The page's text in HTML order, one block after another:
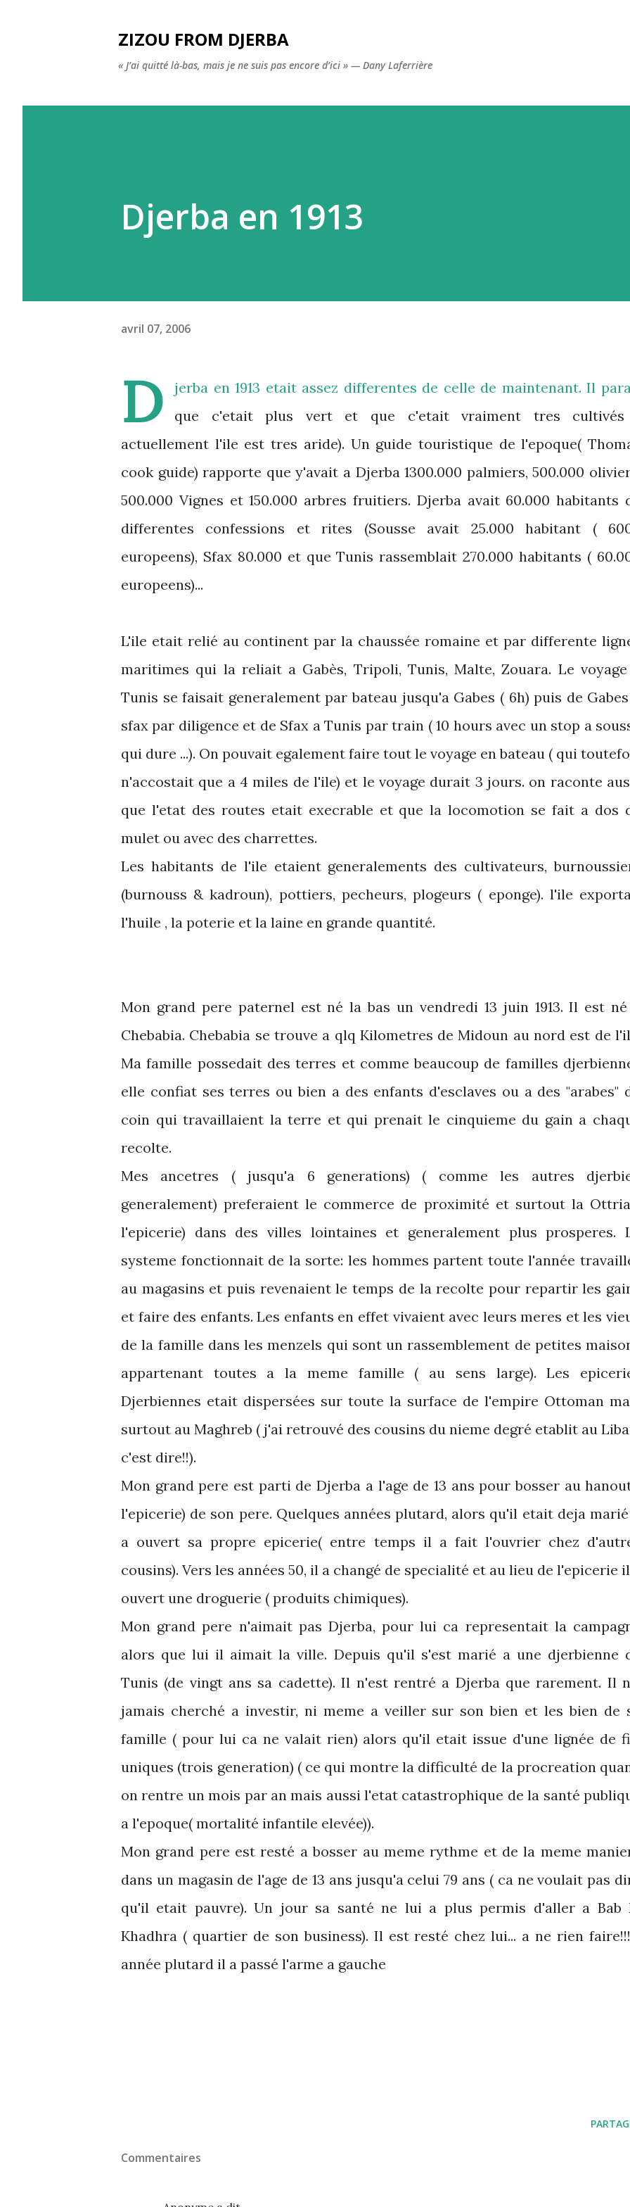
ZIZOU FROM DJERBA
« J’ai quitté là-bas, mais je ne suis pas encore d’ici » — Dany Laferrière
Djerba en 1913
avril 07, 2006
D
jerba en 1913 etait assez differentes de celle de maintenant. Il
que c'etait plus vert et que c'etait vraiment tres
actuellement l'ile est tres aride). Un guide touristique de l'epoque(
cook guide) rapporte que y'avait a Djerba 1300.000 palmiers, 500.000
500.000 Vignes et 150.000 arbres fruitiers. Djerba avait 60.000 habitants
differentes confessions et rites (Sousse avait 25.000 habitant (
europeens), Sfax 80.000 et que Tunis rassemblait 270.000 habitants (
europeens)...
L'ile etait relié au continent par la chaussée romaine et par differente
maritimes qui la reliait a Gabès, Tripoli, Tunis, Malte, Zouara. Le
Tunis se faisait generalement par bateau jusqu'a Gabes ( 6h) puis de
sfax par diligence et de Sfax a Tunis par train ( 10 hours avec un stop a
qui dure ...). On pouvait egalement faire tout le voyage en bateau ( qui
n'accostait que a 4 miles de l'ile) et le voyage durait 3 jours. on raconte
que l'etat des routes etait execrable et que la locomotion se fait a dos
mulet ou avec des charrettes.
Les habitants de l'ile etaient generalements des cultivateurs,
(burnouss & kadroun), pottiers, pecheurs, plogeurs ( eponge). l'ile
l'huile , la poterie et la laine en grande quantité.
Mon grand pere paternel est né la bas un vendredi 13 juin 1913. Il est
Chebabia. Chebabia se trouve a qlq Kilometres de Midoun au nord est de
Ma famille possedait des terres et comme beaucoup de familles
elle confiat ses terres ou bien a des enfants d'esclaves ou a des "arabes"
coin qui travaillaient la terre et qui prenait le cinquieme du gain a
recolte.
Mes ancetres ( jusqu'a 6 generations) ( comme les autres
generalement) preferaient le commerce de proximité et surtout la
l'epicerie) dans des villes lointaines et generalement plus prosperes.
systeme fonctionnait de la sorte: les hommes partent toute l'année
au magasins et puis revenaient le temps de la recolte pour repartir les
et faire des enfants. Les enfants en effet vivaient avec leurs meres et les
de la famille dans les menzels qui sont un rassemblement de petites
appartenant toutes a la meme famille ( au sens large). Les
Djerbiennes etait dispersées sur toute la surface de l'empire Ottoman
surtout au Maghreb ( j'ai retrouvé des cousins du nieme degré etablit au
c'est dire!!).
Mon grand pere est parti de Djerba a l'age de 13 ans pour bosser au
l'epicerie) de son pere. Quelques années plutard, alors qu'il etait deja
a ouvert sa propre epicerie( entre temps il a fait l'ouvrier chez
cousins). Vers les années 50, il a changé de specialité et au lieu de l'epicerie
ouvert une droguerie ( produits chimiques).
Mon grand pere n'aimait pas Djerba, pour lui ca representait la
alors que lui il aimait la ville. Depuis qu'il s'est marié a une djerbienne
Tunis (de vingt ans sa cadette). Il n'est rentré a Djerba que rarement. Il
jamais cherché a investir, ni meme a veiller sur son bien et les bien de
famille ( pour lui ca ne valait rien) alors qu'il etait issue d'une lignée de
uniques (trois generation) ( ce qui montre la difficulté de la procreation
on rentre un mois par an mais aussi l'etat catastrophique de la santé
a l'epoque( mortalité infantile elevée)).
Mon grand pere est resté a bosser au meme rythme et de la meme
dans un magasin de l'age de 13 ans jusqu'a celui 79 ans ( ca ne voulait pas
qu'il etait pauvre). Un jour sa santé ne lui a plus permis d'aller a Bab
Khadhra ( quartier de son business). Il est resté chez lui... a ne rien
année plutard il a passé l'arme a gauche
Commentaires